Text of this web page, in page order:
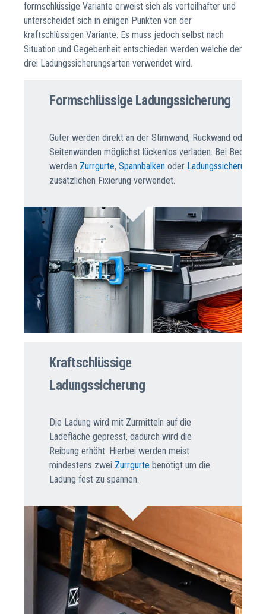
formschlüssige Variante erweist sich als vorteilhafter und
unterscheidet sich in einigen Punkten von der
kraftschlüssigen Variante. Es muss jedoch selbst nach
Situation und Gegebenheit entschieden werden welche der
drei Ladungssicherungsarten verwendet wird.
Formschlüssige Ladungssicherung
Güter werden direkt an der Stirnwand, Rückwand oder den
Seitenwänden möglichst lückenlos verladen. Bei Bedarf
werden Zurrgurte, Spannbalken oder
zusätzlichen Fixierung verwendet.
Kraftschlüssige
Ladungssicherung
Die Ladung wird mit Zurmitteln auf die
Ladefläche gepresst, dadurch wird die
Reibung erhöht. Hierbei werden meist
mindestens zwei Zurrgurte benötigt um die
Ladung fest zu spannen.